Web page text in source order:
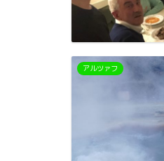
アルツァフ